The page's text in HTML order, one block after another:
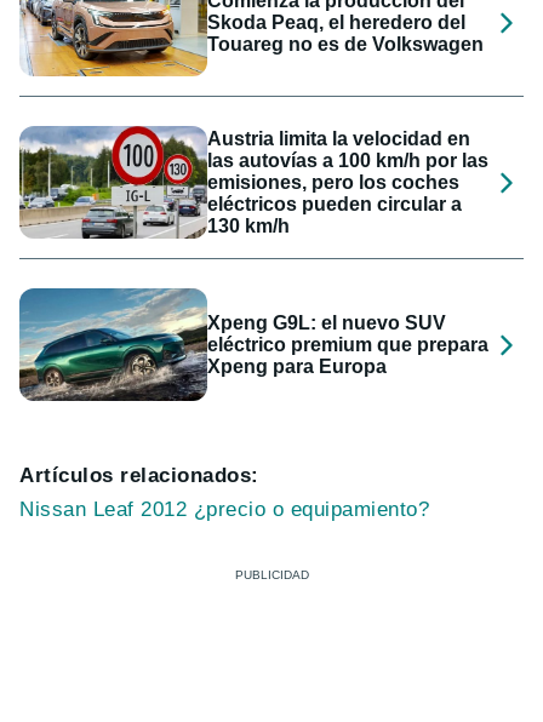
Skoda Peaq, el heredero del
Touareg no es de Volkswagen
Austria limita la velocidad en
las autovías a 100 km/h por las
emisiones, pero los coches
eléctricos pueden circular a
130 km/h
Xpeng G9L: el nuevo SUV
eléctrico premium que prepara
Xpeng para Europa
Artículos relacionados:
Nissan Leaf 2012 ¿precio o equipamiento?